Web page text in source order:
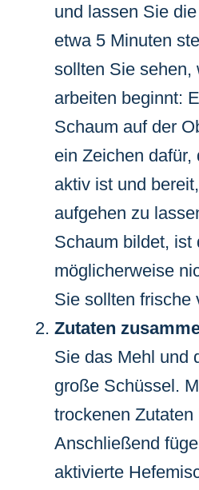
und lassen Sie
etwa 5 Minuten
sollten Sie sehen,
arbeiten beginnt:
Schaum auf der
ein Zeichen dafür,
aktiv ist und
aufgehen zu
Schaum bildet, ist
möglicherweise
Sie sollten frische
Zutaten
Sie das Mehl und
große Schüssel.
trockenen Zutaten
Anschließend
aktivierte